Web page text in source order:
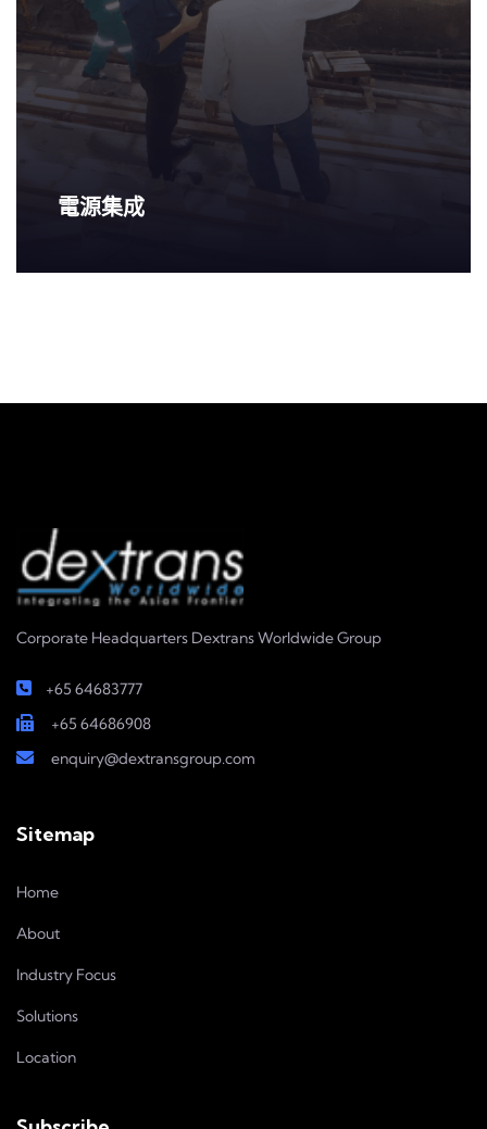
電源集成
Corporate Headquarters Dextrans Worldwide Group
+65 64683777
+65 64686908
enquiry@dextransgroup.com
Sitemap
Home
About
Industry Focus
Solutions
Location